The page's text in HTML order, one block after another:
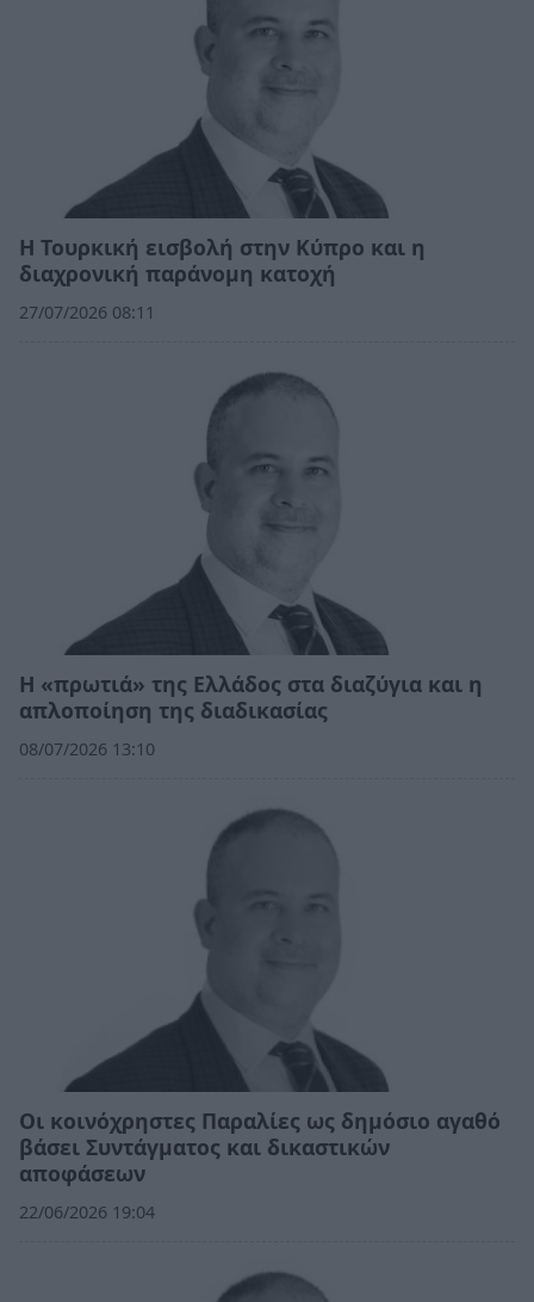
Η Τουρκική εισβολή στην Κύπρο και η
διαχρονική παράνομη κατοχή
27/07/2026 08:11
Η «πρωτιά» της Ελλάδος στα διαζύγια και η
απλοποίηση της διαδικασίας
08/07/2026 13:10
Οι κοινόχρηστες Παραλίες ως δημόσιο αγαθό
βάσει Συντάγματος και δικαστικών
αποφάσεων
22/06/2026 19:04